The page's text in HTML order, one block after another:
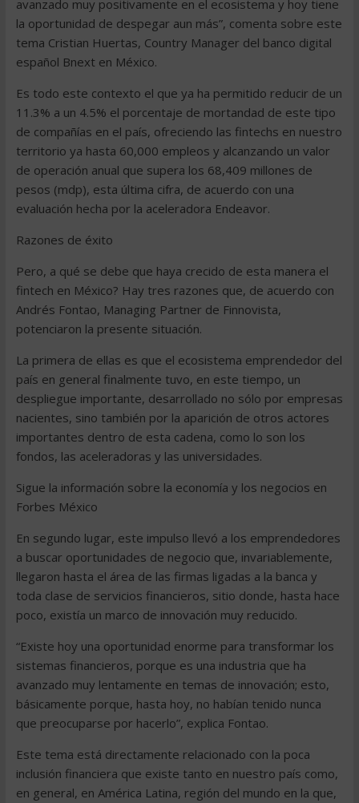
avanzado muy positivamente en el ecosistema y hoy tiene
la oportunidad de despegar aun más”, comenta sobre este
tema Cristian Huertas, Country Manager del banco digital
español Bnext en México.
Es todo este contexto el que ya ha permitido reducir de un
11.3% a un 4.5% el porcentaje de mortandad de este tipo
de compañías en el país, ofreciendo las fintechs en nuestro
territorio ya hasta 60,000 empleos y alcanzando un valor
de operación anual que supera los 68,409 millones de
pesos (mdp), esta última cifra, de acuerdo con una
evaluación hecha por la aceleradora Endeavor.
Razones de éxito
Pero, a qué se debe que haya crecido de esta manera el
fintech en México? Hay tres razones que, de acuerdo con
Andrés Fontao, Managing Partner de Finnovista,
potenciaron la presente situación.
La primera de ellas es que el ecosistema emprendedor del
país en general finalmente tuvo, en este tiempo, un
despliegue importante, desarrollado no sólo por empresas
nacientes, sino también por la aparición de otros actores
importantes dentro de esta cadena, como lo son los
fondos, las aceleradoras y las universidades.
Sigue la información sobre la economía y los negocios en
Forbes México
En segundo lugar, este impulso llevó a los emprendedores
a buscar oportunidades de negocio que, invariablemente,
llegaron hasta el área de las firmas ligadas a la banca y
toda clase de servicios financieros, sitio donde, hasta hace
poco, existía un marco de innovación muy reducido.
“Existe hoy una oportunidad enorme para transformar los
sistemas financieros, porque es una industria que ha
avanzado muy lentamente en temas de innovación; esto,
básicamente porque, hasta hoy, no habían tenido nunca
que preocuparse por hacerlo”, explica Fontao.
Este tema está directamente relacionado con la poca
inclusión financiera que existe tanto en nuestro país como,
en general, en América Latina, región del mundo en la que,